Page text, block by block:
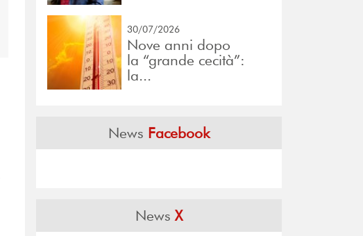
30/07/2026
Nove anni dopo
la “grande cecità”:
la...
News Facebook
NewsX